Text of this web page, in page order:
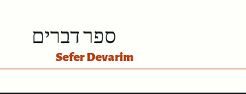
ספר דברים
Sefer Devarim